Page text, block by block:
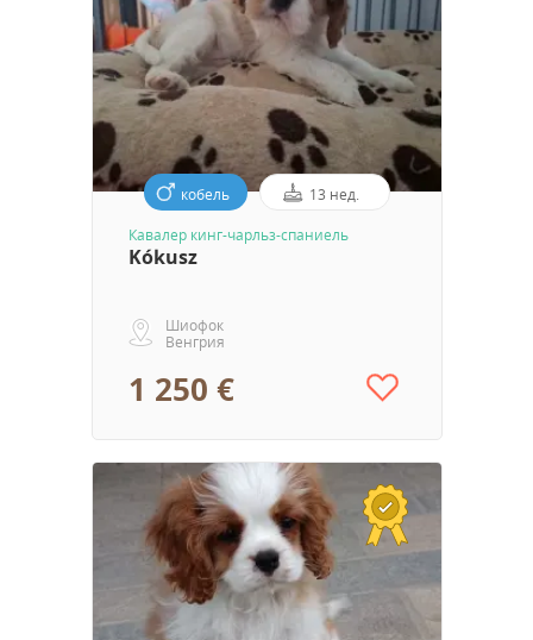
кобель 13 нед.
Кавалер кинг-чарльз-спаниель
Kókusz
Шиофок
Венгрия
1 250 €